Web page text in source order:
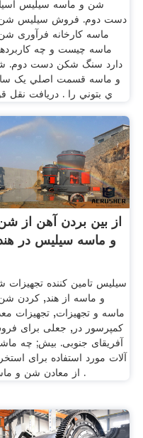
شن و ماسه سیلیس
دست دوم. فروش سیلیس
ماسه کارخانه فرآوری
ماسه چیست و چه
دارد سنگ شکن دست دوم.
و ماسه قسمت اصلي يک
ي بتوني را . دریافت نقل
از بین بردن آهن از
و ماسه سیلیس در
سیلیس تامین کننده تجهیزات
و ماسه از هند, کردن
ماسه و تجهیزات, تجهیزات
کمپرسور در, جعلی برای
آفریقای جنوبی. بیش; چه
آلات مورد استفاده برای
از معادن شن و ماسه .